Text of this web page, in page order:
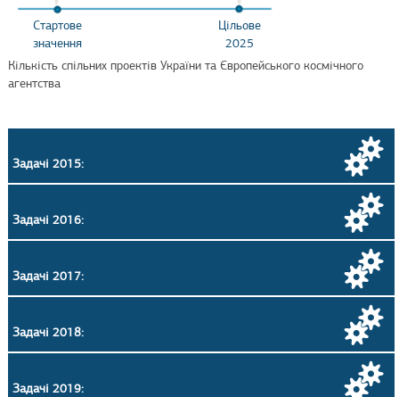
Стартове
значення
Цільове
2025
Кількість спільних проектів України та Європейського космічного
агентства
Задачі 2015:
Задачі 2016:
Задачі 2017:
Задачі 2018:
Задачі 2019: